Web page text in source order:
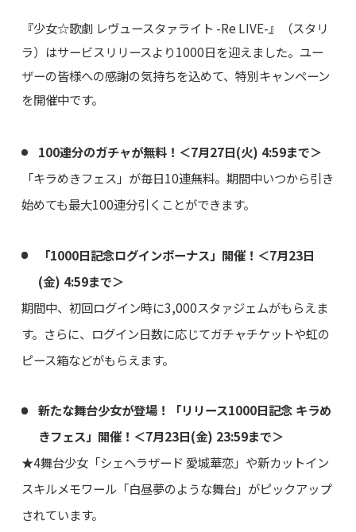
『少女☆歌劇 レヴュースタァライト -Re LIVE-』（スタリ
ラ）はサービスリリースより1000日を迎えました。ユー
ザーの皆様への感謝の気持ちを込めて、特別キャンペーン
を開催中です。
100連分のガチャが無料！＜7月27日(火) 4:59まで＞
「キラめきフェス」が毎日10連無料。期間中いつから引き
始めても最大100連分引くことができます。
「1000日記念ログインボーナス」開催！＜7月23日
(金) 4:59まで＞
期間中、初回ログイン時に3,000スタァジェムがもらえま
す。さらに、ログイン日数に応じてガチャチケットや虹の
ピース箱などがもらえます。
新たな舞台少女が登場！「リリース1000日記念 キラめ
きフェス」開催！＜7月23日(金) 23:59まで＞
★4舞台少女「シェヘラザード 愛城華恋」や新カットイン
スキルメモワール「白昼夢のような舞台」がピックアップ
されています。